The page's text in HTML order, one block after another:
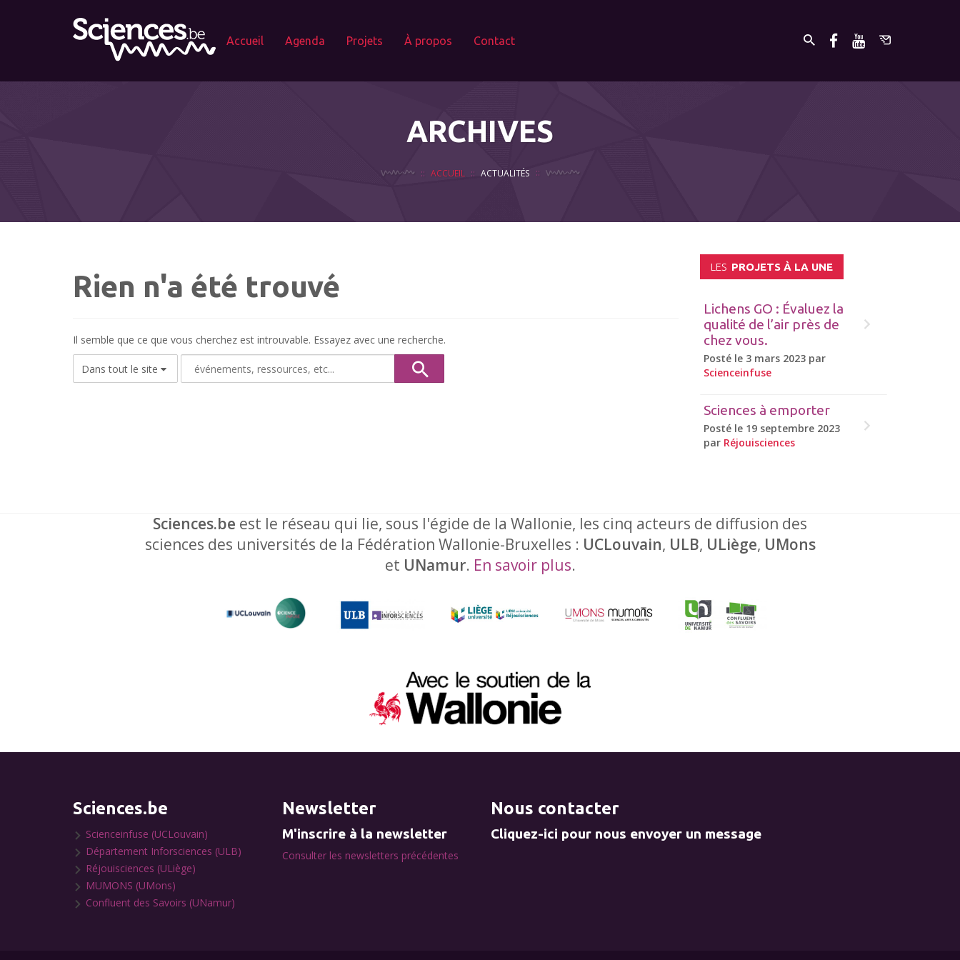
Accueil Agenda Projets À propos Contact
ARCHIVES
ACCUEIL ACTUALITÉS
Rien n'a été trouvé
Il semble que ce que vous cherchez est introuvable. Essayez avec une recherche.
LES PROJETS À LA UNE
Lichens GO : Évaluez la
qualité de l’air près de
chez vous.
Posté le 3 mars 2023 par
Scienceinfuse
Sciences à emporter
Posté le 19 septembre 2023
par Réjouisciences
Sciences.be est le réseau qui lie, sous l'égide de la Wallonie, les cinq acteurs de diffusion des
sciences des universités de la Fédération Wallonie-Bruxelles : UCLouvain, ULB, ULiège, UMons
et UNamur. En savoir plus.
Sciences.be
Scienceinfuse (UCLouvain)
Département Inforsciences (ULB)
Réjouisciences (ULiège)
MUMONS (UMons)
Confluent des Savoirs (UNamur)
Newsletter
M'inscrire à la newsletter
Consulter les newsletters précédentes
Nous contacter
Cliquez-ici pour nous envoyer un message